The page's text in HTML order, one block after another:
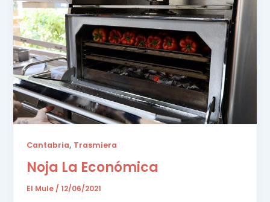
Cantabria, Trasmiera
Noja La Económica
El Mule/12/06/2021